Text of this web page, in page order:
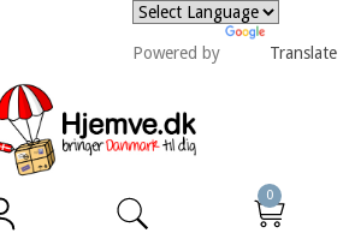
Powered by Translate
0